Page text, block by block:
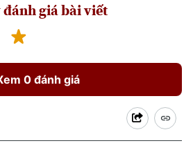
đánh giá bài viết
0 đánh giá